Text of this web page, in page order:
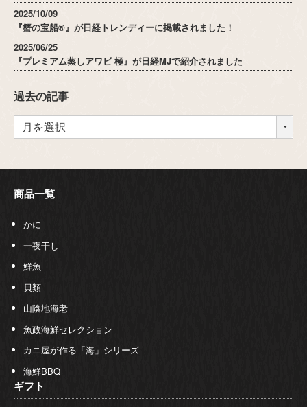
2025/10/09
『蟹の宝船®』が日経トレンディーに掲載されました！
2025/06/25
『プレミアム蒸しアワビ 極』が日経MJで紹介されました
過去の記事
商品一覧
かに
一夜干し
鮮魚
貝類
山陰地海老
魚政海鮮セレクション
カニ屋が作る「海」シリーズ
海鮮BBQ
ギフト